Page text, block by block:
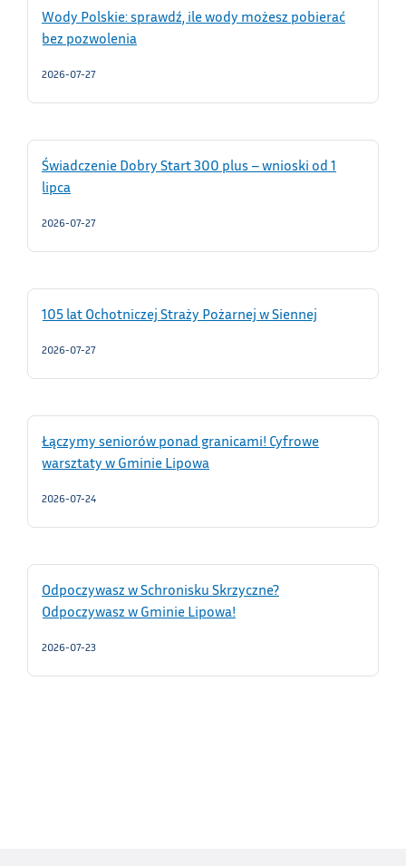
Wody Polskie: sprawdź, ile wody możesz pobierać
bez pozwolenia
2026-07-27
Świadczenie Dobry Start 300 plus – wnioski od 1
lipca
2026-07-27
105 lat Ochotniczej Straży Pożarnej w Siennej
2026-07-27
Łączymy seniorów ponad granicami! Cyfrowe
warsztaty w Gminie Lipowa
2026-07-24
Odpoczywasz w Schronisku Skrzyczne?
Odpoczywasz w Gminie Lipowa!
2026-07-23